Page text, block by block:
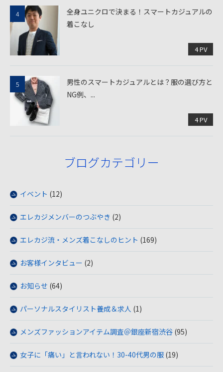
全身ユニクロで決まる！スマートカジュアルの
着こなし
4 PV
男性のスマートカジュアルとは？服の選び方と
NG例、...
4 PV
ブログカテゴリー
イベント (12)
エレカジメンバーのつぶやき (2)
エレカジ流・メンズ着こなしのヒント (169)
お客様インタビュー (2)
お知らせ (64)
パーソナルスタイリスト養成＆求人 (1)
メンズファッションアイテム調査＠銀座新宿渋谷 (95)
女子に「痛い」と言われない！30-40代男の服 (19)